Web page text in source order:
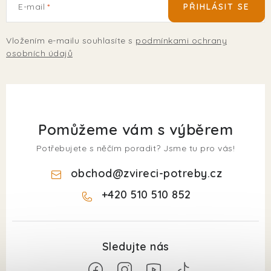
E-mail
Vložením e-mailu souhlasíte s podmínkami ochrany
osobních údajů
PŘIHLÁSIT SE
Pomůžeme vám s výběrem
Potřebujete s něčím poradit? Jsme tu pro vás!
obchod@zvireci-potreby.cz
+420 510 510 852